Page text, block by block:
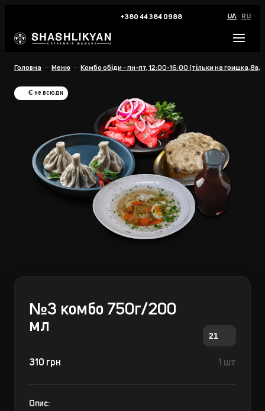
+380 44 384 0988 UA RU
Головна Меню Комбо обіди - пн-пт, 12:00-16:00 (тільки на гришка,8в,
№3 комбо 750г/200
мл
21
310 грн 1 шт
Опис:
Є не всюди